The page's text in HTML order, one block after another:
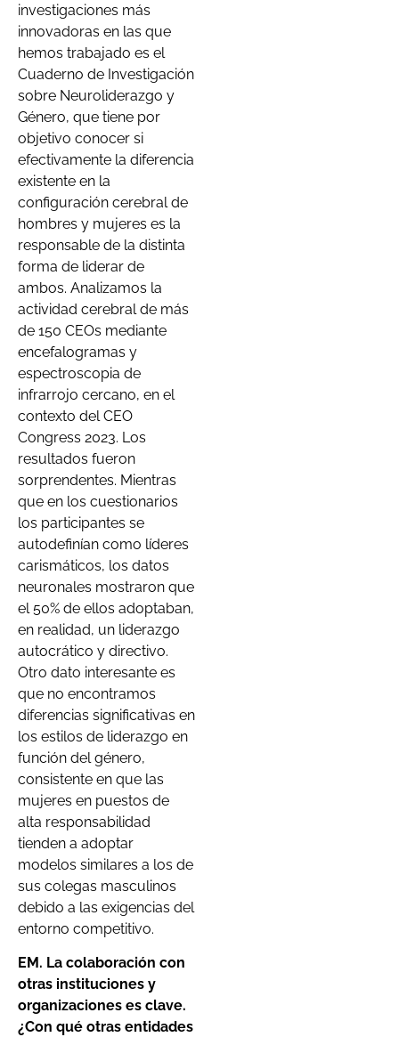
investigaciones más
innovadoras en las que
hemos trabajado es el
Cuaderno de Investigación
sobre Neuroliderazgo y
Género, que tiene por
objetivo conocer si
efectivamente la diferencia
existente en la
configuración cerebral de
hombres y mujeres es la
responsable de la distinta
forma de liderar de
ambos. Analizamos la
actividad cerebral de más
de 150 CEOs mediante
encefalogramas y
espectroscopia de
infrarrojo cercano, en el
contexto del CEO
Congress 2023. Los
resultados fueron
sorprendentes. Mientras
que en los cuestionarios
los participantes se
autodefinían como líderes
carismáticos, los datos
neuronales mostraron que
el 50% de ellos adoptaban,
en realidad, un liderazgo
autocrático y directivo.
Otro dato interesante es
que no encontramos
diferencias significativas en
los estilos de liderazgo en
función del género,
consistente en que las
mujeres en puestos de
alta responsabilidad
tienden a adoptar
modelos similares a los de
sus colegas masculinos
debido a las exigencias del
entorno competitivo.
EM. La colaboración con
otras instituciones y
organizaciones es clave.
¿Con qué otras entidades